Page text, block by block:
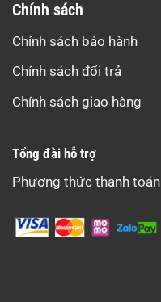
Chính sách
Chính sách bảo hành
Chính sách đổi trả
Chính sách giao hàng
Tổng đài hỗ trợ
Phương thức thanh toán